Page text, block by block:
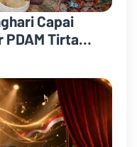
Capai
PDAM Tirta
Terganggu